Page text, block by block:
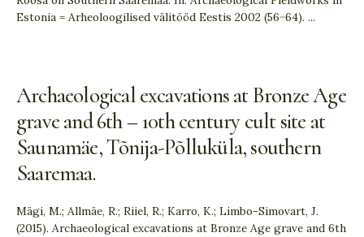
Estonia = Arheoloogilised välitööd Eestis 2002 (56−64). ...
Archaeological excavations at Bronze Age
grave and 6th – 10th century cult site at
Saunamäe, Tõnija-Põlluküla, southern
Saaremaa.
Mägi, M.; Allmäe, R.; Riiel, R.; Karro, K.; Limbo-Simovart, J.
(2015). Archaeological excavations at Bronze Age grave and 6th